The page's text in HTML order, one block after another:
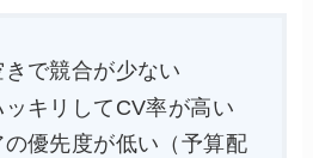
で競合が少ない
キリしてCV率が高い
優先度が低い（予算配